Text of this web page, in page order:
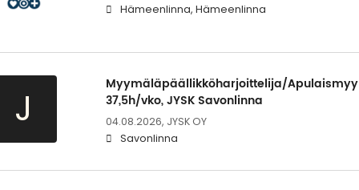
Hämeenlinna, Hämeenlinna
J
Myymäläpäällikköharjoittelija/
37,5h/vko, JYSK Savonlinna
04.08.2026, JYSK OY
Savonlinna